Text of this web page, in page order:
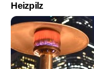
Heizpilz